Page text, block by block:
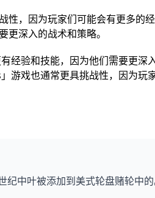
性，因为玩家们可能会有更多的
深入的战术和策略。
经验和技能，因为他们需要更深
游戏也通常更具挑战性，因为玩
纪中叶被添加到美式轮盘赌轮中